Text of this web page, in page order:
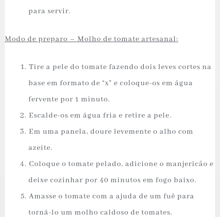
para servir.
Modo de preparo – Molho de tomate artesanal:
⁠Tire a pele do tomate fazendo dois leves cortes na
base em formato de “x” e coloque-os em água
fervente por 1 minuto.
⁠Escalde-os em água fria e retire a pele.
⁠Em uma panela, doure levemente o alho com
azeite.
⁠Coloque o tomate pelado, adicione o manjericão e
deixe cozinhar por 40 minutos em fogo baixo.
⁠Amasse o tomate com a ajuda de um fuê para
torná-lo um molho caldoso de tomates.